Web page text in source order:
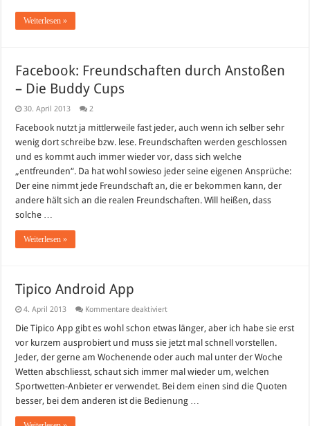
Weiterlesen »
Facebook: Freundschaften durch Anstoßen
– Die Buddy Cups
30. April 2013 2
Facebook nutzt ja mittlerweile fast jeder, auch wenn ich selber sehr
wenig dort schreibe bzw. lese. Freundschaften werden geschlossen
und es kommt auch immer wieder vor, dass sich welche
„entfreunden“. Da hat wohl sowieso jeder seine eigenen Ansprüche:
Der eine nimmt jede Freundschaft an, die er bekommen kann, der
andere hält sich an die realen Freundschaften. Will heißen, dass
solche …
Weiterlesen »
Tipico Android App
4. April 2013 Kommentare deaktiviertfür
Android
Die Tipico App gibt es wohl schon etwas länger, aber ich habe sie erst
vor kurzem ausprobiert und muss sie jetzt mal schnell vorstellen.
Jeder, der gerne am Wochenende oder auch mal unter der Woche
Wetten abschliesst, schaut sich immer mal wieder um, welchen
Sportwetten-Anbieter er verwendet. Bei dem einen sind die Quoten
besser, bei dem anderen ist die Bedienung …